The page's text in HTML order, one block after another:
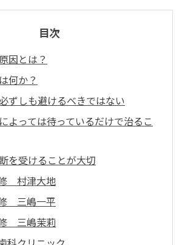
目次
因とは？
何か？
ずしも避けるべきではない
よっては待っているだけで治るこ
を受けることが大切
村津大地
三嶋一平
三嶋茉莉